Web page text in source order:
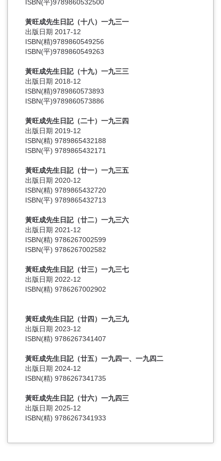
ISBN(平)9789860532500
黃旺成先生日記（十八）一九三一
出版日期 2017-12
ISBN(精)9789860549256
ISBN(平)9789860549263
黃旺成先生日記（十九）一九三三
出版日期 2018-12
ISBN(精)9789860573893
ISBN(平)9789860573886
黃旺成先生日記（二十）一九三四
出版日期 2019-12
ISBN(精) 9789865432188
ISBN(平) 9789865432171
黃旺成先生日記（廿一）一九三五
出版日期 2020-12
ISBN(精) 9789865432720
ISBN(平) 9789865432713
黃旺成先生日記（廿二）一九三六
出版日期 2021-12
ISBN(精) 9786267002599
ISBN(平) 9786267002582
黃旺成先生日記（廿三）一九三七
出版日期 2022-12
ISBN(精) 9786267002902
黃旺成先生日記（廿四）一九三九
出版日期 2023-12
ISBN(精) 9786267341407
黃旺成先生日記（廿五）一九四一、一九四二
出版日期 2024-12
ISBN(精) 9786267341735
黃旺成先生日記（廿六）一九四三
出版日期 2025-12
ISBN(精) 9786267341933